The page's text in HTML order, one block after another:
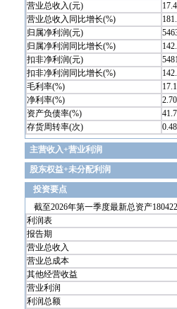
营业总收入(元)
营业总收入同比增长(%)
归属净利润(元)
归属净利润同比增长(%)
扣非净利润(元)
扣非净利润同比增长(%)
毛利率(%)
净利率(%)
2.70
资产负债率(%)
存货周转率(次)
0.48
主营收入+营业利润
股东权益+未分配利润
投资要点
截至2026年第一季度最新总资产
利润表
报告期
营业总收入
营业总成本
其他经营收益
营业利润
利润总额